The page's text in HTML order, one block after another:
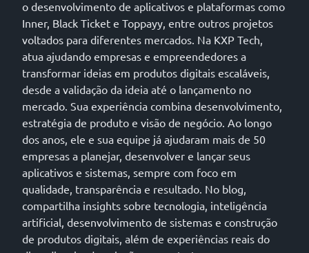
o desenvolvimento de aplicativos e plataformas como
Inner, Black Ticket e Toppayy, entre outros projetos
voltados para diferentes mercados. Na KXP Tech,
atua ajudando empresas e empreendedores a
transformar ideias em produtos digitais escaláveis,
desde a validação da ideia até o lançamento no
mercado. Sua experiência combina desenvolvimento,
estratégia de produto e visão de negócio. Ao longo
dos anos, ele e sua equipe já ajudaram mais de 50
empresas a planejar, desenvolver e lançar seus
aplicativos e sistemas, sempre com foco em
qualidade, transparência e resultado. No blog,
compartilha insights sobre tecnologia, inteligência
artificial, desenvolvimento de sistemas e construção
de produtos digitais, além de experiências reais do